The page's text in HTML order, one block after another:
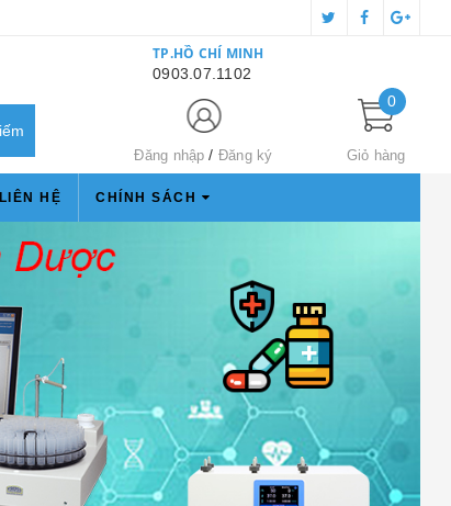
TP.HỒ CHÍ MINH
0903.07.1102
Đăng nhập Đăng ký
0
Giỏ hàng
LIÊN HỆ CHÍNH SÁCH